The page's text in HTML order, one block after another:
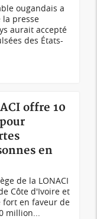
ougandais a
presse
aurait accepté
des États-
offre 10
en
de la LONACI
Côte d'Ivoire et
fort en faveur de
million...